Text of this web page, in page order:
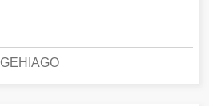
GEHIAGO